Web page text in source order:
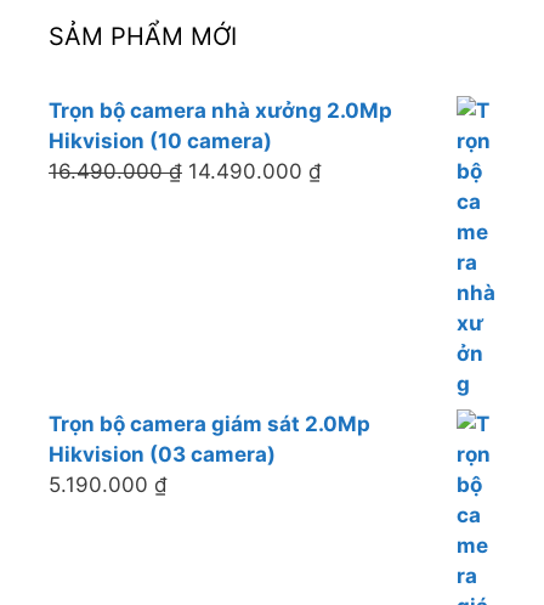
SẢM PHẨM MỚI
Trọn bộ camera nhà xưởng 2.0Mp
Hikvision (10 camera)
16.490.000₫ 14.490.000 ₫
Trọn bộ camera giám sát 2.0Mp
Hikvision (03 camera)
5.190.000 ₫